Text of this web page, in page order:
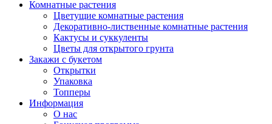
Комнатные растения
Цветущие комнатные растения
Декоративно-лиственные комнатные растения
Кактусы и суккуленты
Цветы для открытого грунта
Закажи с букетом
Открытки
Упаковка
Топперы
Информация
О нас